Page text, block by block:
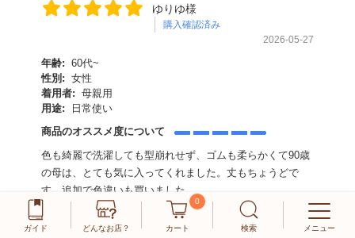
ゆりゆ様
購入確認済み
2026-05-27
年齢: 60代~
性別: 女性
着用者: 母親用
用途:
日常使い
商品のオススメ度について
色も綺麗で洗濯しても型崩れせず、ゴムも柔らかくて90歳
の母は、とても気に入ってくれました。丈もちょうどで
す。追加で色違いも買いました。
商品：
[装生] 乾燥機対応 楊柳ストレッチカジュアルパ
ンツ 股下56cm M ブルー
ガイド どんなお店？ カート
0
検索 メニュー